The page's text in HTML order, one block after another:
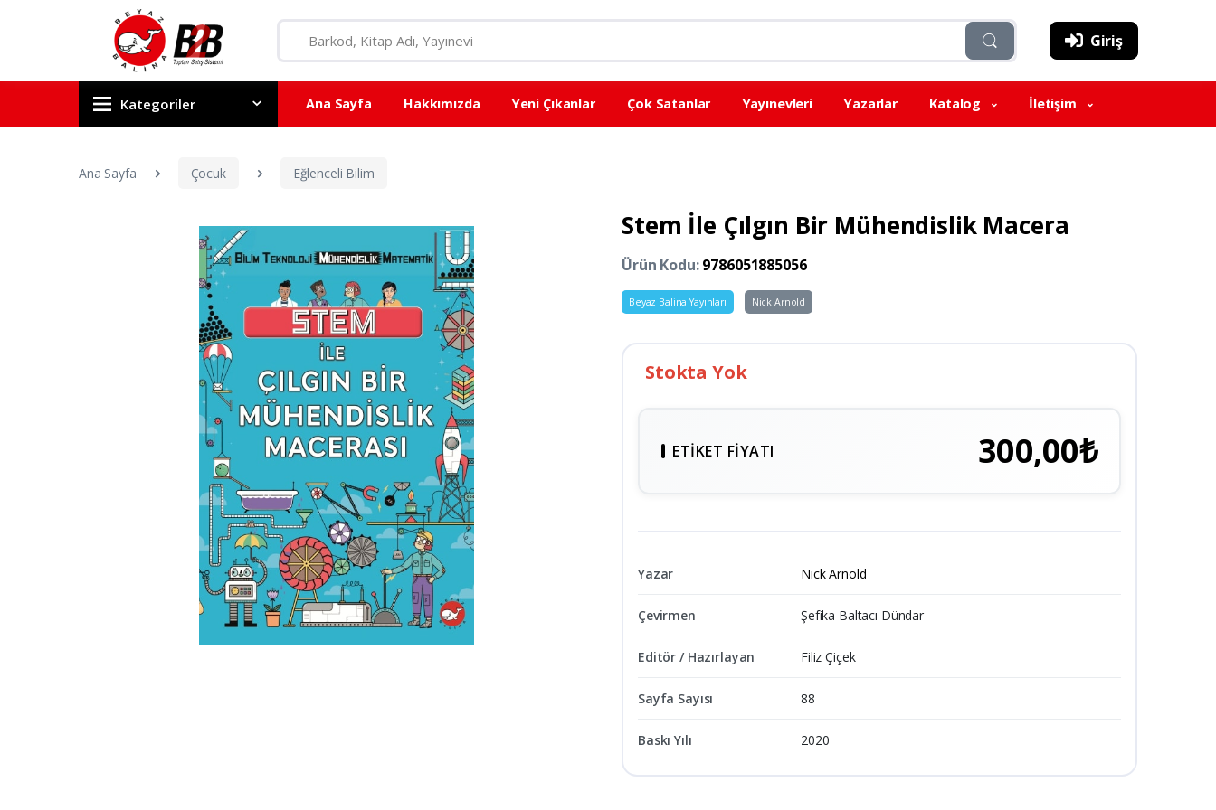
Giriş
Kategoriler Ana Sayfa Hakkımızda Yeni Çıkanlar Çok Satanlar Yayınevleri Yazarlar Katalog İletişim
Ana Sayfa Çocuk Eğlenceli Bilim
Stem İle Çılgın Bir Mühendislik Macera
Ürün Kodu:9786051885056
Beyaz Balina Yayınları Nick Arnold
Stokta Yok
ETIKET FIYATI 300,00₺
Yazar Nick Arnold
Çevirmen Şefika Baltacı Dündar
Editör / Hazırlayan Filiz Çiçek
Sayfa Sayısı 88
Baskı Yılı 2020